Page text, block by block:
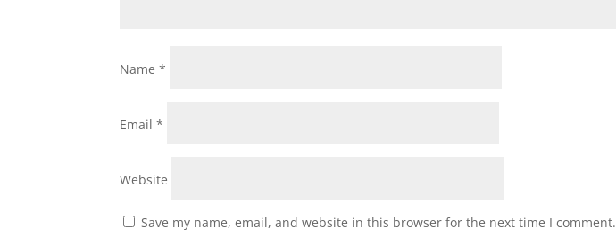
Name*
Email*
Website
Save my name, email, and website in this browser for the next time I comment.